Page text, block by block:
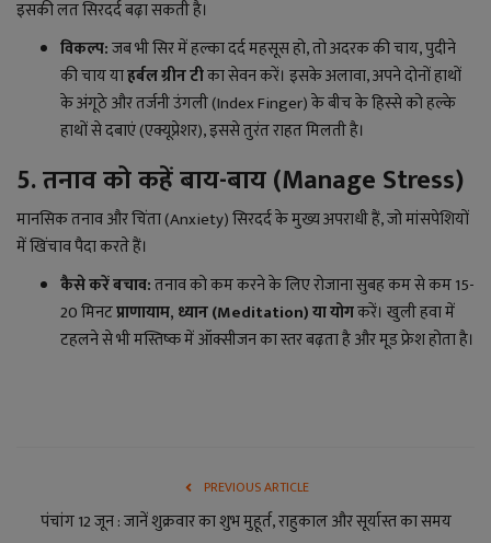
इसकी लत सिरदर्द बढ़ा सकती है।
विकल्प:जब भी सिर में हल्का दर्द महसूस हो, तो अदरक की चाय, पुदीने
की चाय याहर्बल ग्रीन टीका सेवन करें। इसके अलावा, अपने दोनों हाथों
के अंगूठे और तर्जनी उंगली (Index Finger) के बीच के हिस्से को हल्के
हाथों से दबाएं (एक्यूप्रेशर), इससे तुरंत राहत मिलती है।
5. तनाव को कहें बाय-बाय (Manage Stress)
मानसिक तनाव और चिंता (Anxiety) सिरदर्द के मुख्य अपराधी हैं, जो मांसपेशियों
में खिंचाव पैदा करते हैं।
कैसे करें बचाव:तनाव को कम करने के लिए रोजाना सुबह कम से कम 15-
20 मिनटप्राणायाम, ध्यान (Meditation) या योगकरें। खुली हवा में
टहलने से भी मस्तिष्क में ऑक्सीजन का स्तर बढ़ता है और मूड फ्रेश होता है।
PREVIOUS ARTICLE
पंचांग 12 जून : जानें शुक्रवार का शुभ मुहूर्त, राहुकाल और सूर्यास्त का समय